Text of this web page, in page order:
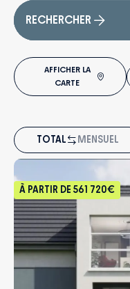
RECHERCHER
AFFICHER LA
CARTE
TOTAL MENSUEL
À PARTIR DE 561 720€